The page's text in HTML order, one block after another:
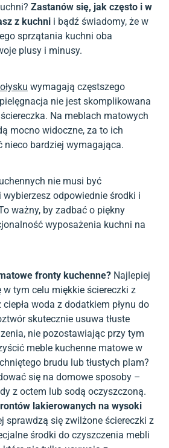
Zastanów się, jak często i w
z kuchni i bądź świadomy, że w
sprzątania kuchni oba
plusy i minusy.
wymagają częstszego
nie jest skomplikowana
Na meblach matowych
mocno widoczne, za to ich
nieco bardziej wymagająca.
nie musi być
odpowiednie środki i
ważny, by zadbać o piękny
wyposażenia kuchni na
fronty kuchenne? Najlepiej
tym celu miękkie ściereczki z
woda z dodatkiem płynu do
skutecznie usuwa tłuste
nie pozostawiając przy tym
meble kuchenne matowe w
brudu lub tłustych plam?
się na domowe sposoby –
z octem lub sodą oczyszczoną.
lakierowanych na wysoki
sprawdzą się zwilżone ściereczki z
środki do czyszczenia mebli